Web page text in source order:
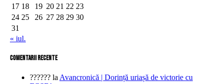
17 18 19 20 21 22 23
24 25 26 27 28 29 30
31
« iul.
comentarii recente
?????? la Avancronică | Dorință uriașă de victorie cu